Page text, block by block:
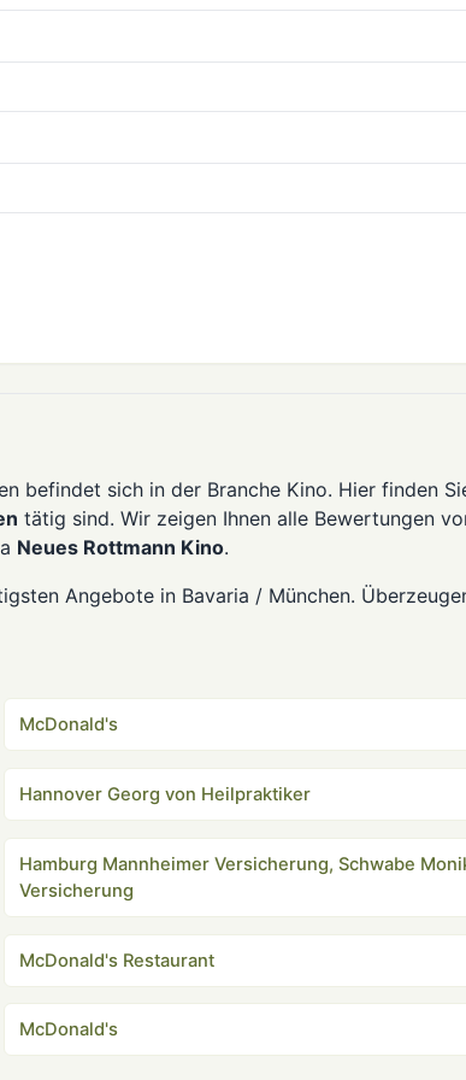
befindet sich in der Branche Kino. Hier finden
tätig sind. Wir zeigen Ihnen alle Bewertungen
Neues Rottmann Kino.
Angebote in Bavaria / München.
McDonald's
Hannover Georg von Heilpraktiker
Hamburg Mannheimer Versicherung, Schwabe
Versicherung
McDonald's Restaurant
McDonald's